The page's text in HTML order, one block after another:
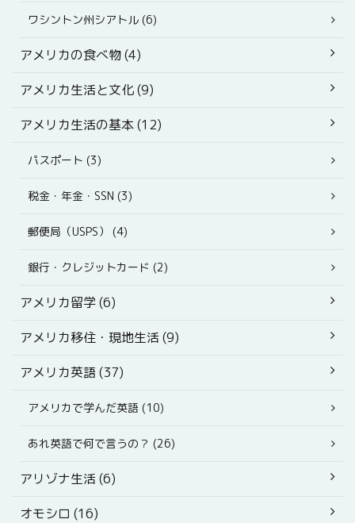
ワシントン州シアトル (6)
アメリカの食べ物 (4)
アメリカ生活と文化 (9)
アメリカ生活の基本 (12)
パスポート (3)
税金・年金・SSN (3)
郵便局（USPS） (4)
銀行・クレジットカード (2)
アメリカ留学 (6)
アメリカ移住・現地生活 (9)
アメリカ英語 (37)
アメリカで学んだ英語 (10)
あれ英語で何で言うの？ (26)
アリゾナ生活 (6)
オモシロ (16)